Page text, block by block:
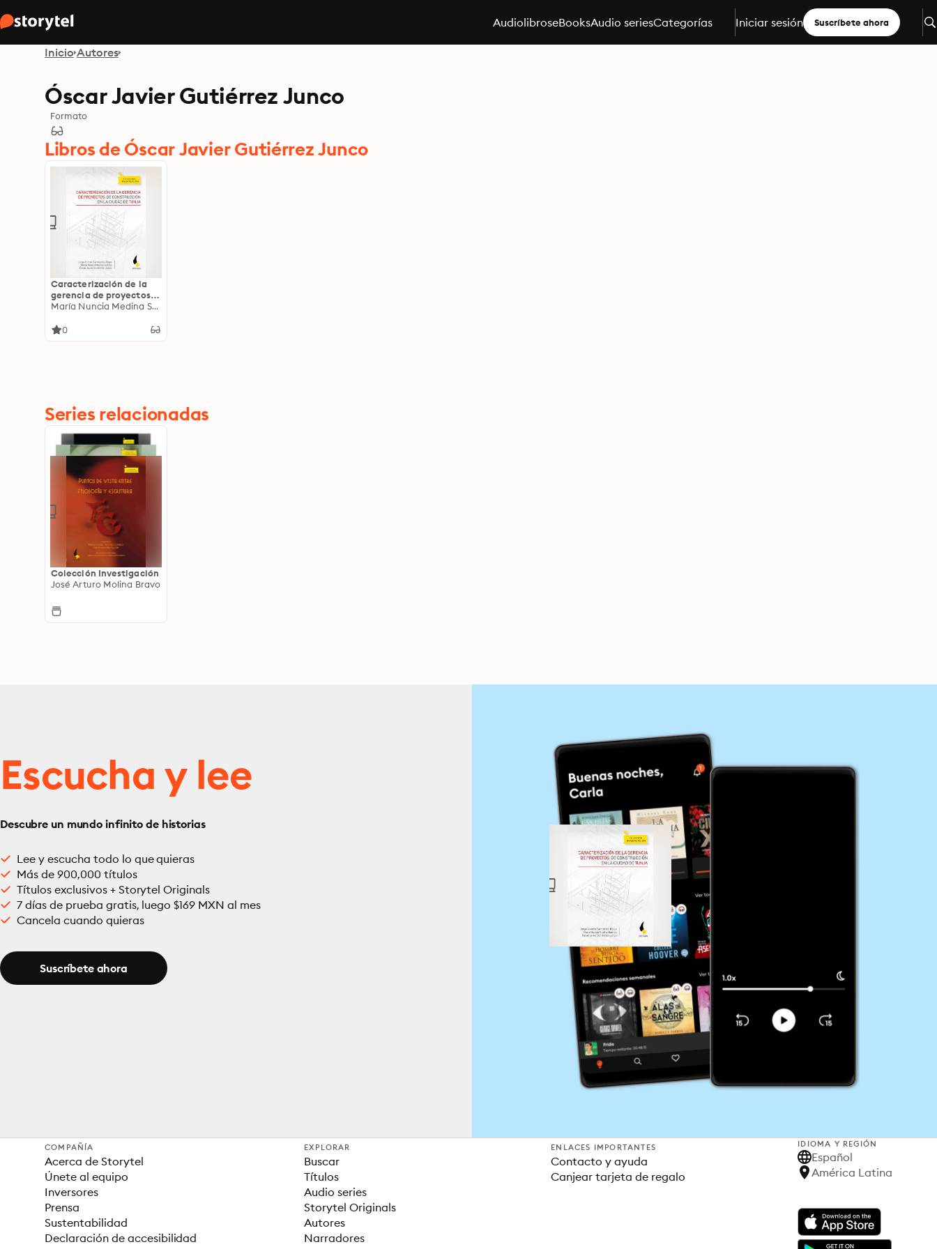
AudiolibroseBooksAudio seriesCategorías Iniciar sesión Suscríbete ahora
Inicio Autores
Óscar Javier Gutiérrez Junco
Formato
Libros de Óscar Javier Gutiérrez Junco
Caracterización de la
gerencia de proyectos
de construcción en la
María Nuncia Medina Suárez
0
Series relacionadas
Colección Investigación
José Arturo Molina Bravo
Escucha y lee
Descubre un mundo infinito de historias
Lee y escucha todo lo que quieras
Más de 900,000 títulos
Títulos exclusivos + Storytel Originals
7 días de prueba gratis, luego $169 MXN al mes
Cancela cuando quieras
Suscríbete ahora
COMPAÑÍA
Acerca de Storytel
Únete al equipo
Inversores
Prensa
Sustentabilidad
Declaración de accesibilidad
EXPLORAR
Buscar
Títulos
Audio series
Storytel Originals
Autores
Narradores
ENLACES IMPORTANTES
Contacto y ayuda
Canjear tarjeta de regalo
IDIOMA Y REGIÓN
Español
América Latina